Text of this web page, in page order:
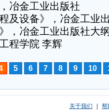
冶金工业出版社
及设备》，冶金工业
，冶金工业出版社大
程学院 李辉
5 6 7 8 9 10
关于我们
帮